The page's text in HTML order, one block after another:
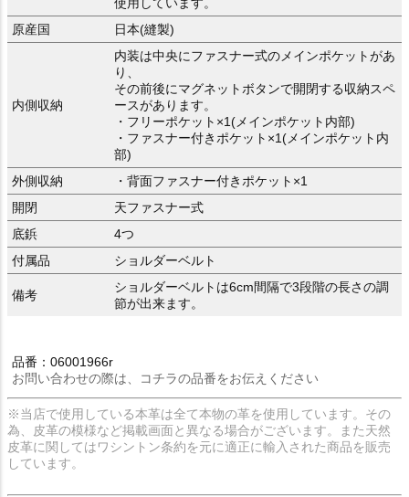
使用しています。
原産国
日本(縫製)
内側収納
内装は中央にファスナー式のメインポケットがあ
り、
その前後にマグネットボタンで開閉する収納スペ
ースがあります。
・フリーポケット×1(メインポケット内部)
・ファスナー付きポケット×1(メインポケット内
部)
外側収納
・背面ファスナー付きポケット×1
開閉
天ファスナー式
底鋲
4つ
付属品
ショルダーベルト
備考
ショルダーベルトは6cm間隔で3段階の長さの調
節が出来ます。
品番：06001966r
お問い合わせの際は、コチラの品番をお伝えください
※当店で使用している本革は全て本物の革を使用しています。その
為、皮革の模様など掲載画面と異なる場合がございます。また天然
皮革に関してはワシントン条約を元に適正に輸入された商品を販売
しています。